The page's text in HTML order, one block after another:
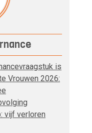
is
Vrouwen 2026:
vijf verloren